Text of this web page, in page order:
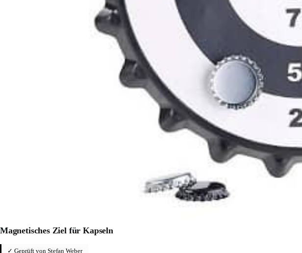
Magnetisches Ziel für Kapseln
✓ Geprüft von Stefan Weber